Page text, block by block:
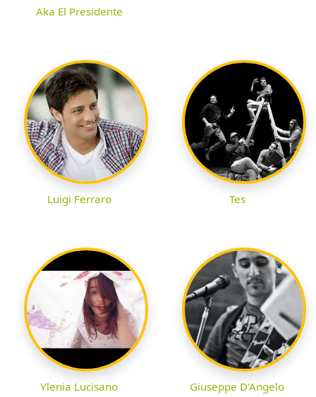
Aka El Presidente
Luigi Ferraro Tes
Ylenia Lucisano Giuseppe D'Angelo